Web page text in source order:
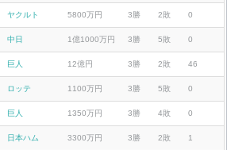
ヤクルト 5800万円 3勝 2敗 0
中日 1億1000万円 3勝 5敗 0
巨人 12億円 3勝 2敗 46
ロッテ 1100万円 3勝 5敗 0
巨人 1350万円 3勝 4敗 0
日本ハム 3300万円 3勝 2敗 1